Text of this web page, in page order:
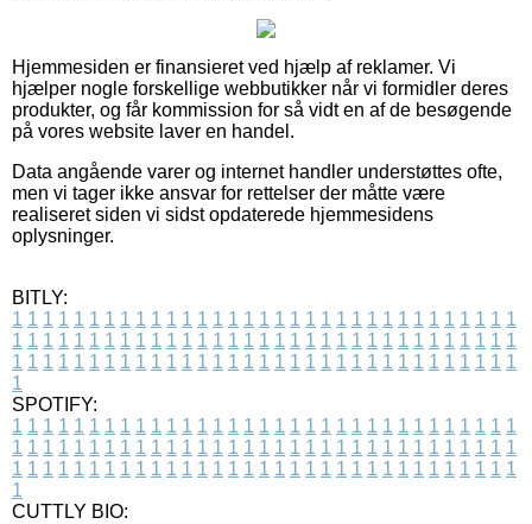
Hjemmesiden er finansieret ved hjælp af reklamer. Vi
hjælper nogle forskellige webbutikker når vi formidler deres
produkter, og får kommission for så vidt en af de besøgende
på vores website laver en handel.
Data angående varer og internet handler understøttes ofte,
men vi tager ikke ansvar for rettelser der måtte være
realiseret siden vi sidst opdaterede hjemmesidens
oplysninger.
BITLY:
1 1 1 1 1 1 1 1 1 1 1 1 1 1 1 1 1 1 1 1 1 1 1 1 1 1 1 1 1 1 1 1 1
1 1 1 1 1 1 1 1 1 1 1 1 1 1 1 1 1 1 1 1 1 1 1 1 1 1 1 1 1 1 1 1 1
1 1 1 1 1 1 1 1 1 1 1 1 1 1 1 1 1 1 1 1 1 1 1 1 1 1 1 1 1 1 1 1 1
1
SPOTIFY:
1 1 1 1 1 1 1 1 1 1 1 1 1 1 1 1 1 1 1 1 1 1 1 1 1 1 1 1 1 1 1 1 1
1 1 1 1 1 1 1 1 1 1 1 1 1 1 1 1 1 1 1 1 1 1 1 1 1 1 1 1 1 1 1 1 1
1 1 1 1 1 1 1 1 1 1 1 1 1 1 1 1 1 1 1 1 1 1 1 1 1 1 1 1 1 1 1 1 1
1
CUTTLY BIO: